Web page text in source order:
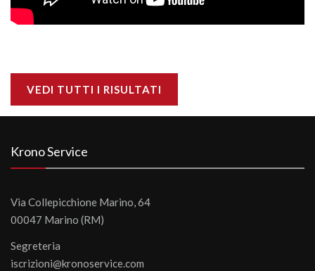
VEDI TUTTI I RISULTATI
Krono Service
Via Collepicchione Marino, 64
00047 Marino (RM)
Segreteria
iscrizioni@kronoservice.com